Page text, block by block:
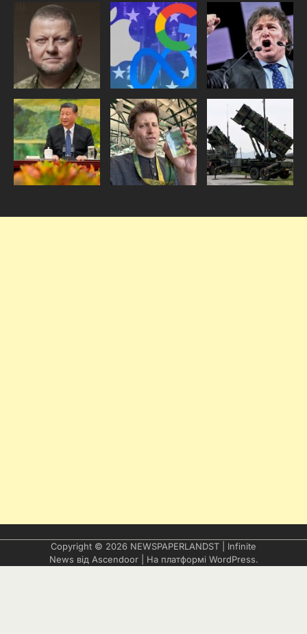
Copyright © 2026 NEWSPAPERLANDST | Infinite
News від Ascendoor| На платформі WordPress.